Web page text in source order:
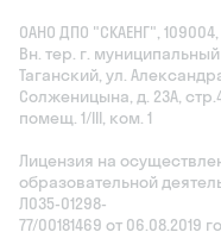
ОАНО ДПО "СКАЕНГ",
Вн. тер. г.
Таганский, ул.
Солженицына, д. 23А,
помещ. 1/III, ком. 1
Лицензия на
образовательной
Л035‑01298-
77/00181469 от 06.08.2019